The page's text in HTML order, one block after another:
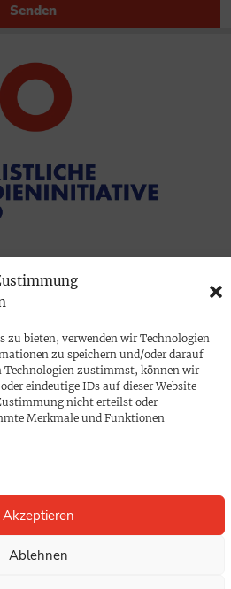
zu bieten, verwenden wir Technologien
zu speichern und/oder darauf
Technologien zustimmst, können wir
eindeutige IDs auf dieser Website
nicht erteilst oder
Merkmale und Funktionen
Akzeptieren
Ablehnen
Senden